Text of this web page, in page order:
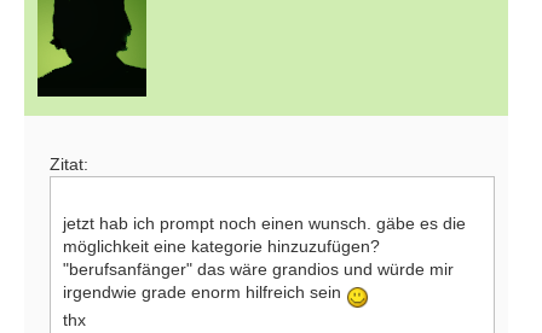
Zitat:
jetzt hab ich prompt noch einen wunsch. gäbe es die
möglichkeit eine kategorie hinzuzufügen?
"berufsanfänger" das wäre grandios und würde mir
irgendwie grade enorm hilfreich sein
thx